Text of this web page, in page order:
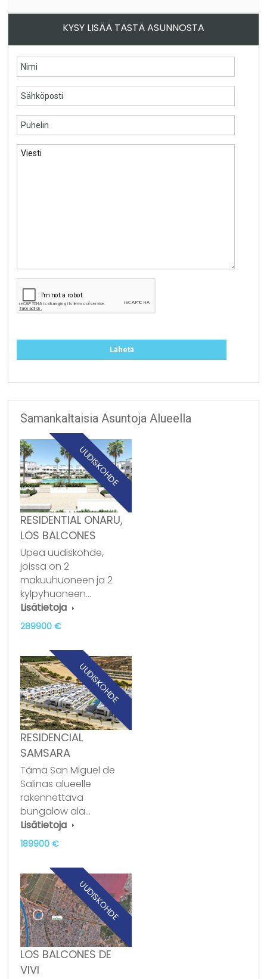
KYSY LISÄÄ TÄSTÄ ASUNNOSTA
Samankaltaisia Asuntoja Alueella
UUDISKOHDE
RESIDENTIAL ONARU,
LOS BALCONES
Upea uudiskohde,
joissa on 2
makuuhuoneen ja 2
kylpyhuoneen…
Lisätietoja
289900 €
UUDISKOHDE
RESIDENCIAL
SAMSARA
Tämä San Miguel de
Salinas alueelle
rakennettava
bungalow ala…
Lisätietoja
189900 €
UUDISKOHDE
LOS BALCONES DE
VIVI